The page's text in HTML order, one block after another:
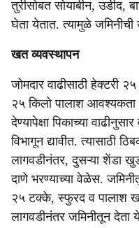
तुरीसोबत सोयाबीन, उडीद,
घेता येतात. त्यामुळे
खत व्यवस्थापन
जोमदार वाढीसाठी हेक्टरी
२५ किलो पालाश
देण्यापेक्षा पिकाच्या
विभागून द्यावीत. त्यासाठी
लागवडीनंतर, दुसऱ्या शेंडा
दाणे भरण्याच्या वेळेस.
२५ टक्के, स्फुरद व पालाश
लागवडीनंतर जमिनीतून